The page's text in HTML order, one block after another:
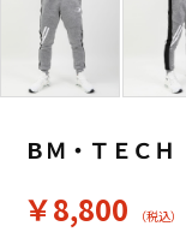
ＢＭ・ＴＥＣ
￥8,800